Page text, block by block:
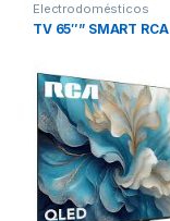
Electrodomésticos
TV 65″” SMART RCA